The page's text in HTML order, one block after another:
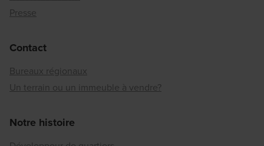
Presse
Contact
Bureaux régionaux
Un terrain ou un immeuble à vendre?
Notre histoire